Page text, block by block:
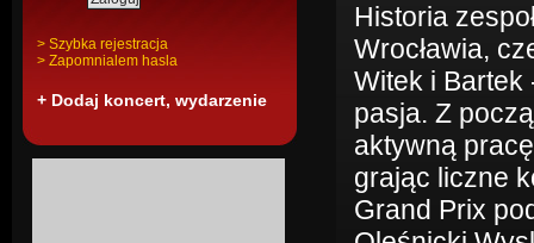
> Szybka rejestracja
> Zapomnialem hasla
+ Dodaj koncert, wydarzenie
Historia
Wrocławia,
Witek i Bartek
pasja. Z
aktywną
grając liczne
Grand Prix